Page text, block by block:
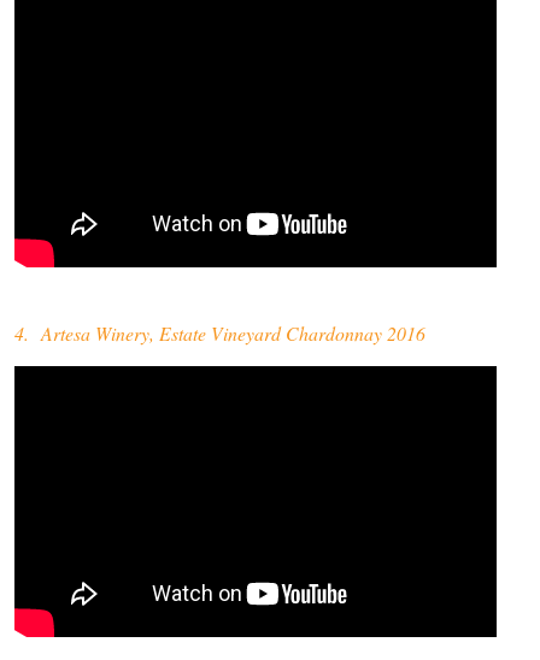
4. Artesa Winery, Estate Vineyard Chardonnay 2016